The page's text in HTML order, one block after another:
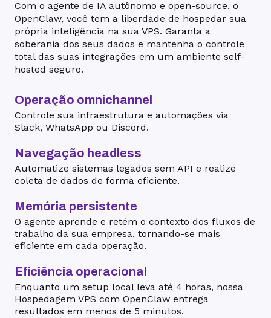
Com o agente de IA autônomo e open-source, o
OpenClaw, você tem a liberdade de hospedar sua
própria inteligência na sua VPS. Garanta a
soberania dos seus dados e mantenha o controle
total das suas integrações em um ambiente self-
hosted seguro.
Operação omnichannel
Controle sua infraestrutura e automações via
Slack, WhatsApp ou Discord.
Navegação headless
Automatize sistemas legados sem API e realize
coleta de dados de forma eficiente.
Memória persistente
O agente aprende e retém o contexto dos fluxos de
trabalho da sua empresa, tornando-se mais
eficiente em cada operação.
Eficiência operacional
Enquanto um setup local leva até 4 horas, nossa
Hospedagem VPS com OpenClaw entrega
resultados em menos de 5 minutos.